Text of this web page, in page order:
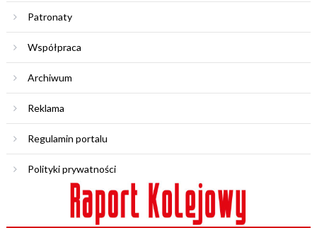
Patronaty
Współpraca
Archiwum
Reklama
Regulamin portalu
Polityki prywatności